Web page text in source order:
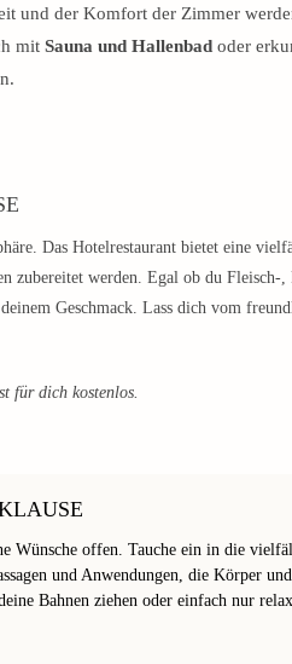
und der Komfort der Zimmer
mit Sauna und Hallenbad oder
Das Hotelrestaurant bietet eine
zubereitet werden. Egal ob du Fleisch-,
Geschmack. Lass dich vom
für dich kostenlos.
Wünsche offen. Tauche ein in die
und Anwendungen, die Körper
Bahnen ziehen oder einfach nur